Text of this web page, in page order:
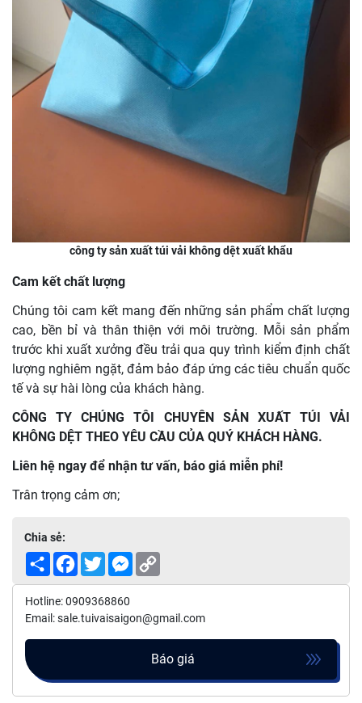
công ty sản xuất túi vải không dệt xuất khẩu
Cam kết chất lượng
Chúng tôi cam kết mang đến những sản phẩm chất lượng
cao, bền bỉ và thân thiện với môi trường. Mỗi sản phẩm
trước khi xuất xưởng đều trải qua quy trình kiểm định chất
lượng nghiêm ngặt, đảm bảo đáp ứng các tiêu chuẩn quốc
tế và sự hài lòng của khách hàng.
CÔNG TY CHÚNG TÔI CHUYÊN SẢN XUẤT TÚI VẢI
KHÔNG DỆT THEO YÊU CẦU CỦA QUÝ KHÁCH HÀNG.
Liên hệ ngay để nhận tư vấn, báo giá miễn phí!
Trân trọng cảm ơn;
Chia sẻ:
Share Facebook
TwitterMessenger
Hotline: 0909368860
Email: sale.tuivaisaigon@gmail.com
Báo giá